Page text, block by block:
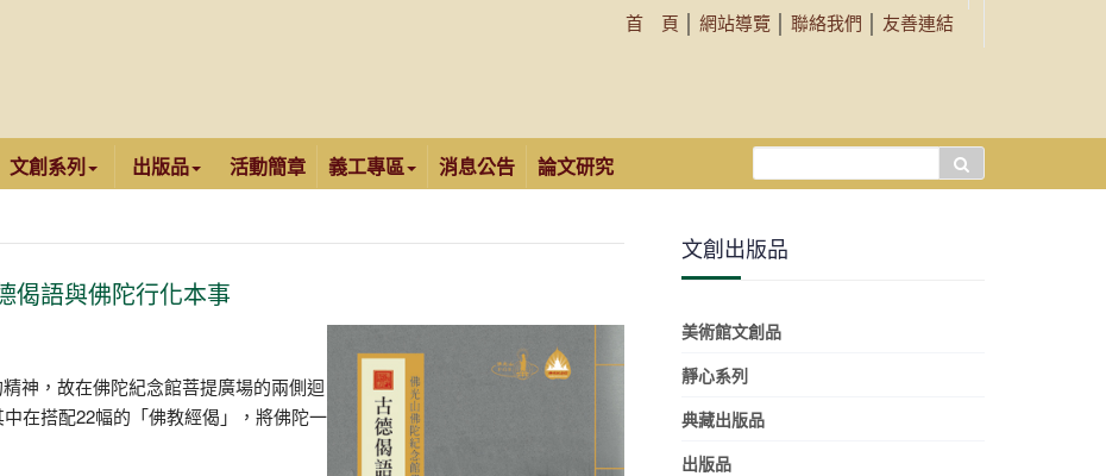
首 頁 網站導覽 聯絡我們 友善連結
文創系列 出版品 活動簡章 義工專區 消息公告 論文研究
尋...
偈語與佛陀行化本事
神，故在佛陀紀念館菩提廣場的兩側迴
在搭配22幅的「佛教經偈」，將佛陀一
文創出版品
美術館文創品
靜心系列
典藏出版品
出版品